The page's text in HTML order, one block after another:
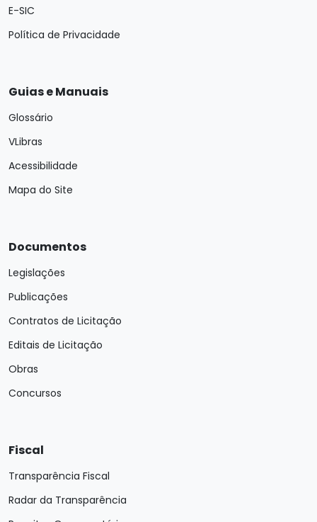
E-SIC
Política de Privacidade
Guias e Manuais
Glossário
VLibras
Acessibilidade
Mapa do Site
Documentos
Legislações
Publicações
Contratos de Licitação
Editais de Licitação
Obras
Concursos
Fiscal
Transparência Fiscal
Radar da Transparência